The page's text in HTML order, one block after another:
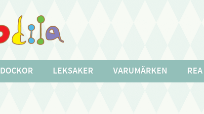
DOCKOR LEKSAKER VARUMÄRKEN REA